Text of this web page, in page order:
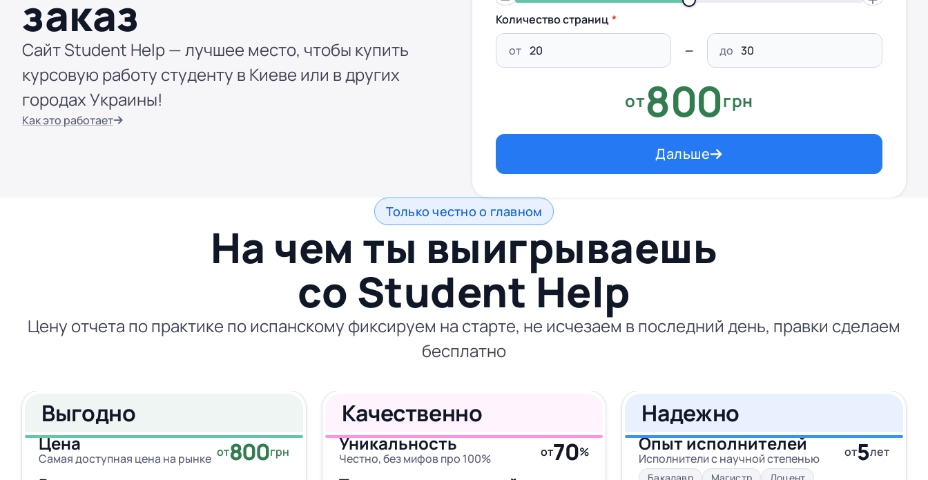
заказ
Сайт Student Help — лучшее место, чтобы купить
курсовую работу студенту в Киеве или в других
городах Украины!
Как это работает
Количество страниц
от до
от800грн
Дальше
Только честно о главном
На чем ты выигрываешь
со Student Help
Цену отчета по практике по испанскому фиксируем на старте, не исчезаем в последний день, правки сделаем
бесплатно
Выгодно
Цена
Самая доступная цена на рынке от800грн
Качественно
Уникальность
Честно, без мифов про 100% от70%
Надежно
Опыт исполнителей
Исполнители с научной степенью от5лет